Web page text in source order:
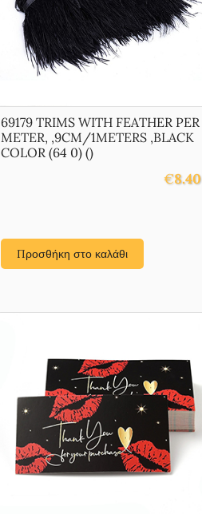
69179 TRIMS WITH FEATHER PER
METER, ,9CM/1METERS ,BLACK
COLOR (64 0) ()
€8.40
Προσθήκη στο καλάθι